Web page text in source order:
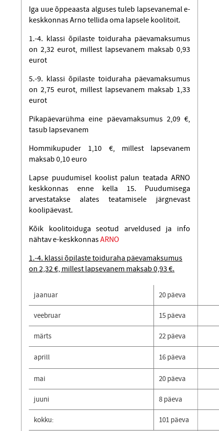
Iga uue õppeaasta alguses tuleb lapsevanemal e-
keskkonnas Arno tellida oma lapsele koolitoit.
1.-4. klassi õpilaste toiduraha päevamaksumus
on 2,32 eurot, millest lapsevanem maksab 0,93
eurot
5.-9. klassi õpilaste toiduraha päevamaksumus
on 2,75 eurot, millest lapsevanem maksab 1,33
eurot
Pikapäevarühma eine päevamaksumus 2,09 €,
tasub lapsevanem
Hommikupuder 1,10 €, millest lapsevanem
maksab 0,10 euro
Lapse puudumisel koolist palun teatada ARNO
keskkonnas enne kella 15. Puudumisega
arvestatakse alates teatamisele järgnevast
koolipäevast.
Kõik koolitoiduga seotud arveldused ja info
nähtav e-keskkonnasARNO
1.-4. klassi õpilaste toiduraha päevamaksumus
on 2,32 €, millest lapsevanem maksab 0,93 €.
jaanuar 20 päeva
veebruar 15 päeva
märts 22 päeva
aprill 16 päeva
mai 20 päeva
juuni 8 päeva
kokku: 101 päeva